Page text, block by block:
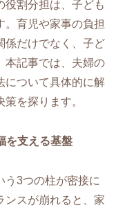
役割分担は、子ども
。育児や家事の負担
係だけでなく、子ど
本記事では、夫婦の
について具体的に解
を探ります。
を支える基盤
う3つの柱が密接に
ンスが崩れると、家